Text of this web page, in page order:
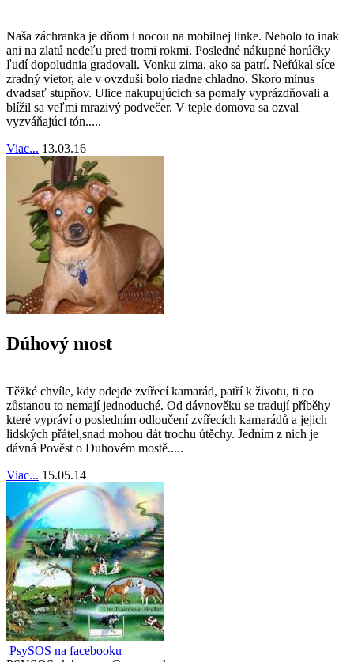
Naša záchranka je dňom i nocou na mobilnej linke. Nebolo to inak
ani na zlatú nedeľu pred tromi rokmi. Posledné nákupné horúčky
ľudí dopoludnia gradovali. Vonku zima, ako sa patrí. Nefúkal síce
zradný vietor, ale v ovzduší bolo riadne chladno. Skoro mínus
dvadsať stupňov. Ulice nakupujúcich sa pomaly vyprázdňovali a
blížil sa veľmi mrazivý podvečer. V teple domova sa ozval
vyzváňajúci tón.....
Viac... 13.03.16
Dúhový most
Těžké chvíle, kdy odejde zvířecí kamarád, patří k životu, ti co
zůstanou to nemají jednoduché. Od dávnověku se tradují příběhy
které vypráví o posledním odloučení zvířecích kamarádů a jejich
lidských přátel,snad mohou dát trochu útěchy. Jedním z nich je
dávná Pověst o Duhovém mostě.....
Viac... 15.05.14
PsySOS na facebooku